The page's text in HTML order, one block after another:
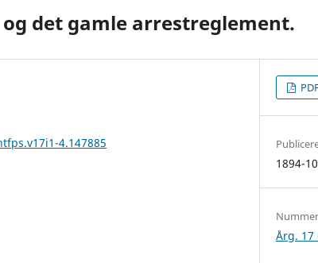
det gamle arrestreglement.
4.147885
1894-
Nummer
Årg. 17